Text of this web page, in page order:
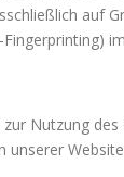
auf
Nutzung